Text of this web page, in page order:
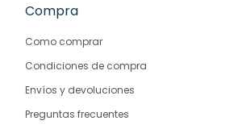
Compra
Como comprar
Condiciones de compra
Envíos y devoluciones
Preguntas frecuentes